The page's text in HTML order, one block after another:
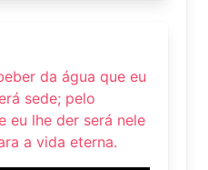
da água que eu
sede; pelo
eu lhe der será nele
a vida eterna.